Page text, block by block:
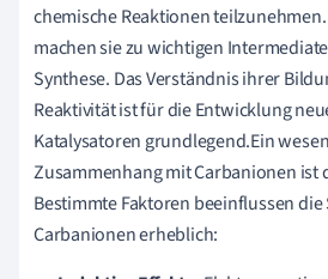
chemische Reaktionen
machen sie zu wichtigen
Synthese. Das Verständnis ihrer
Reaktivität ist für die Entwicklung
Katalysatoren grundlegend.Ein
Zusammenhang mit Carbanionen ist
Bestimmte Faktoren beeinflussen
Carbanionen erheblich: